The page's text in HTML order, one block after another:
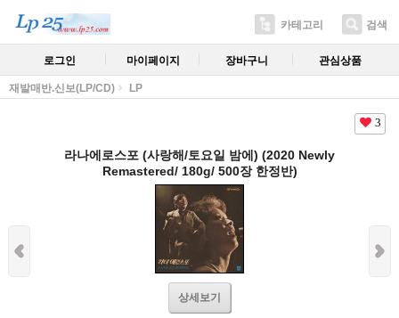
카테고리 검색
로그인 마이페이지 장바구니 관심상품
재발매반.신보(LP/CD) LP
3
라나에로스포 (사랑해/토요일 밤에) (2020 Newly
Remastered/ 180g/ 500장 한정반)
상세보기